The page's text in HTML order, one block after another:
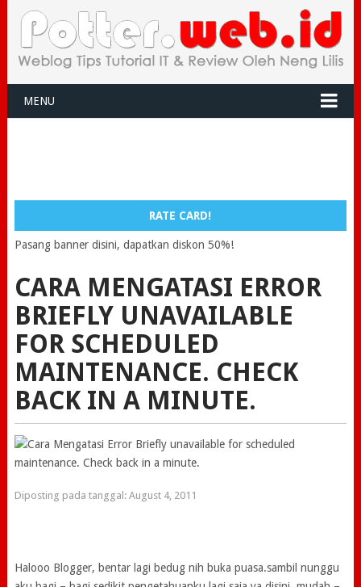
MENU
RATE CARD!
Pasang banner disini, dapatkan diskon 50%!
CARA MENGATASI ERROR
BRIEFLY UNAVAILABLE
FOR SCHEDULED
MAINTENANCE. CHECK
BACK IN A MINUTE.
Diposting pada tanggal: August 4, 2011
Halooo Blogger, bentar lagi bedug nih buka puasa.sambil nunggu